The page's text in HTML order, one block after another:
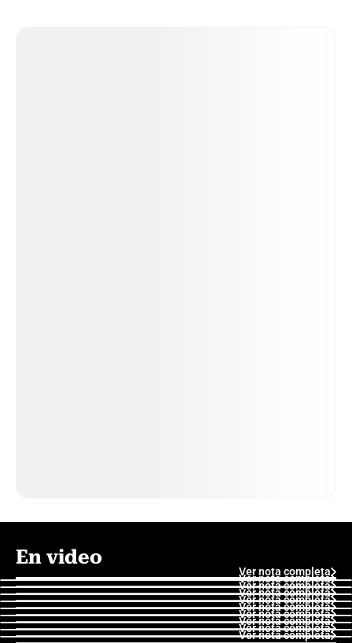
En video
Ver nota completa
Ver nota completa
Ver nota completa
Ver nota completa
Ver nota completa
Ver nota completa
Ver nota completa
Ver nota completa
Ver nota completa
Ver nota completa